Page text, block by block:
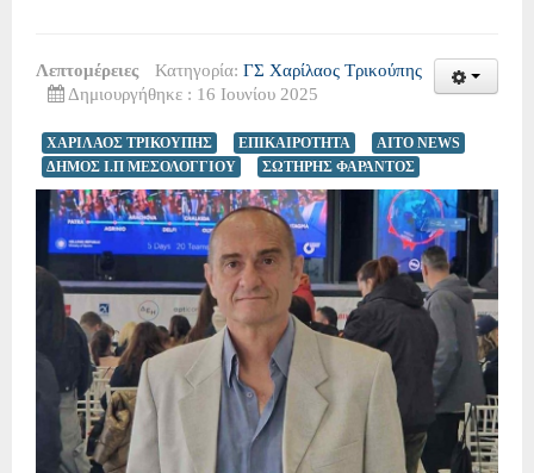
Λεπτομέρειες Κατηγορία: ΓΣ Χαρίλαος Τρικούπης
Δημιουργήθηκε : 16 Ιουνίου 2025
ΧΑΡΙΛΑΟΣ ΤΡΙΚΟΥΠΗΣ ΕΠΙΚΑΙΡΟΤΗΤΑ
AITO NEWS
ΔΗΜΟΣ Ι.Π ΜΕΣΟΛΟΓΓΙΟΥ
ΣΩΤΗΡΗΣ ΦΑΡΑΝΤΟΣ